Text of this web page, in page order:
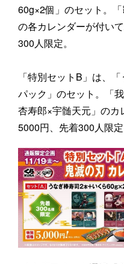
60g×2個」のセット。
の各カレンダーが付い
300人限定。
「特別セットB」は、
パック」のセット。「
杏寿郎×宇髄天元」の
5000円、先着300人限定